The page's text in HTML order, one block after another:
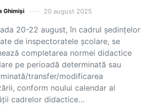
Ghimiși 20 august 2025
20-22 august, în cadrul ședințelor
de inspectoratele școlare, se
completarea normei didactice
pe perioadă determinată sau
transfer/modificarea
conform noului calendar al
cadrelor didactice…